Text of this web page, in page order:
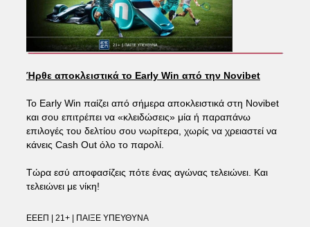
Ήρθε αποκλειστικά το Early Win από την Novibet
Το Early Win παίζει από σήμερα αποκλειστικά στη Novibet
και σου επιτρέπει να «κλειδώσεις» μία ή παραπάνω
επιλογές του δελτίου σου νωρίτερα, χωρίς να χρειαστεί να
κάνεις Cash Out όλο το παρολί.
Τώρα εσύ αποφασίζεις πότε ένας αγώνας τελειώνει. Και
τελειώνει με νίκη!
ΕΕΕΠ | 21+ | ΠΑΙΞΕ ΥΠΕΥΘΥΝΑ